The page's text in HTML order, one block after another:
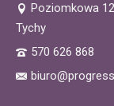
Poziomkowa 12
Tychy
570 626 868